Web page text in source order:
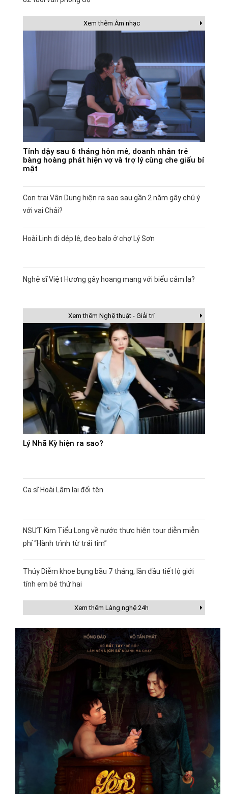
Xem thêm Âm nhạc
Tỉnh dậy sau 6 tháng hôn mê, doanh nhân trẻ
bàng hoàng phát hiện vợ và trợ lý cùng che giấu bí
mật
Con trai Vân Dung hiện ra sao sau gần 2 năm gây chú ý
với vai Chải?
Hoài Linh đi dép lê, đeo balo ở chợ Lý Sơn
Nghệ sĩ Việt Hương gây hoang mang với biểu cảm lạ?
Xem thêm Nghệ thuật - Giải trí
Lý Nhã Kỳ hiện ra sao?
Ca sĩ Hoài Lâm lại đổi tên
NSƯT Kim Tiểu Long về nước thực hiện tour diễn miễn
phí “Hành trình từ trái tim”
Thúy Diễm khoe bụng bầu 7 tháng, lần đầu tiết lộ giới
tính em bé thứ hai
Xem thêm Làng nghệ 24h